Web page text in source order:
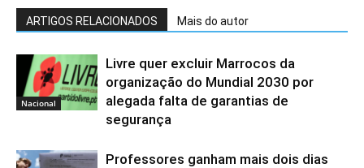
ARTIGOS RELACIONADOS Mais do autor
Nacional
Livre quer excluir Marrocos da
organização do Mundial 2030 por
alegada falta de garantias de
segurança
Professores ganham mais dois dias